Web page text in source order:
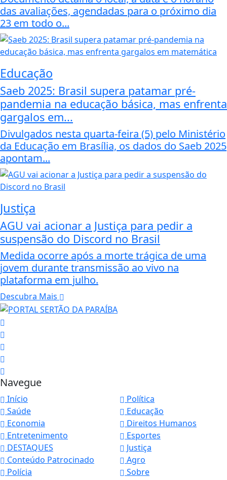
das avaliações, agendadas para o próximo dia
23 em todo o...
Educação
Saeb 2025: Brasil supera patamar pré-
pandemia na educação básica, mas enfrenta
gargalos em...
Divulgados nesta quarta-feira (5) pelo Ministério
da Educação em Brasília, os dados do Saeb 2025
apontam...
Justiça
AGU vai acionar a Justiça para pedir a
suspensão do Discord no Brasil
Medida ocorre após a morte trágica de uma
jovem durante transmissão ao vivo na
plataforma em julho.
Descubra Mais
Navegue
Início
Política
Saúde
Educação
Economia
Direitos Humanos
Entretenimento
Esportes
DESTAQUES
Justiça
Conteúdo Patrocinado
Agro
Polícia
Sobre